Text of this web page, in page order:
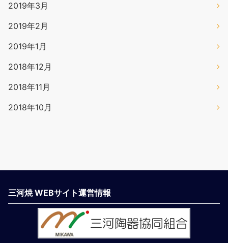
2019年3月
2019年2月
2019年1月
2018年12月
2018年11月
2018年10月
三河焼 WEBサイト運営情報